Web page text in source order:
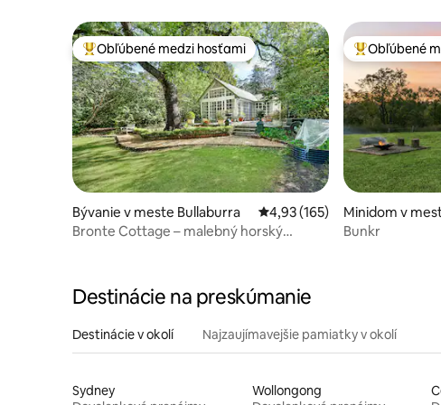
Najobľúbenejšie medzi hosťami
Obľúbené medzi hosťami
Bývanie v meste Bullaburra Priemerné ohodnotenie
4,93 (165)
Bronte Cottage – malebný horský
Obľúbené
Minidom v
Reach
Bunkr
Destinácie na preskúmanie
Destinácie v okolí Najzaujímavejšie pamiatky v okolí
Sydney
Wollongong